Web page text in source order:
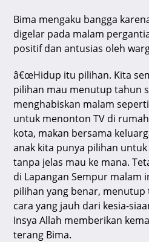
Bima mengaku bangga
digelar pada malam
positif dan antusias oleh
â€œHidup itu pilihan. Kita
pilihan mau menutup tahun
menghabiskan malam
untuk menonton TV di
kota, makan bersama
anak kita punya pilihan
tanpa jelas mau ke mana.
di Lapangan Sempur malam
pilihan yang benar, menutup
cara yang jauh dari kesia-
Insya Allah memberikan
terang Bima.